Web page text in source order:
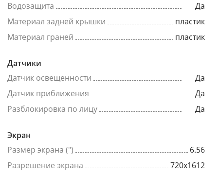
Водозащита
Да
Материал задней крышки
пластик
Материал граней
пластик
Датчики
Датчик освещенности
Да
Датчик приближения
Да
Разблокировка по лицу
Да
Экран
Размер экрана (")
6.56
Разрешение экрана
720x1612